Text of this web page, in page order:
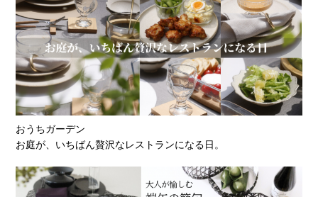
おうちガーデン
お庭が、いちばん贅沢なレストランになる日。